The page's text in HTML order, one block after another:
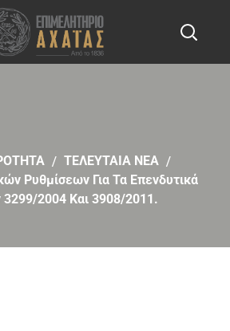
ΤΕΛΕΥΤΑΙΑ ΝΕΑ
Ρυθμίσεων Για Τα Επενδυτικά
2004 Και 3908/2011.